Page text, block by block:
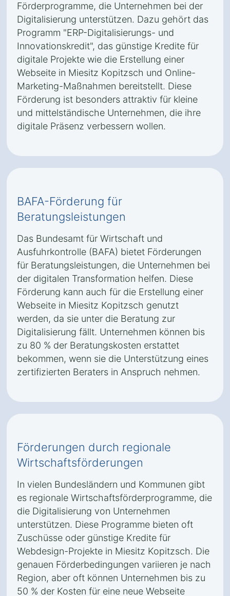
Förderprogramme, die Unternehmen bei der
Digitalisierung unterstützen. Dazu gehört das
Programm "ERP-Digitalisierungs- und
Innovationskredit", das günstige Kredite für
digitale Projekte wie die Erstellung einer
Webseite in Miesitz Kopitzsch und Online-
Marketing-Maßnahmen bereitstellt. Diese
Förderung ist besonders attraktiv für kleine
und mittelständische Unternehmen, die ihre
digitale Präsenz verbessern wollen.
BAFA-Förderung für
Beratungsleistungen
Das Bundesamt für Wirtschaft und
Ausfuhrkontrolle (BAFA) bietet Förderungen
für Beratungsleistungen, die Unternehmen bei
der digitalen Transformation helfen. Diese
Förderung kann auch für die Erstellung einer
Webseite in Miesitz Kopitzsch genutzt
werden, da sie unter die Beratung zur
Digitalisierung fällt. Unternehmen können bis
zu 80 % der Beratungskosten erstattet
bekommen, wenn sie die Unterstützung eines
zertifizierten Beraters in Anspruch nehmen.
Förderungen durch regionale
Wirtschaftsförderungen
In vielen Bundesländern und Kommunen gibt
es regionale Wirtschaftsförderprogramme, die
die Digitalisierung von Unternehmen
unterstützen. Diese Programme bieten oft
Zuschüsse oder günstige Kredite für
Webdesign-Projekte in Miesitz Kopitzsch. Die
genauen Förderbedingungen variieren je nach
Region, aber oft können Unternehmen bis zu
50 % der Kosten für eine neue Webseite